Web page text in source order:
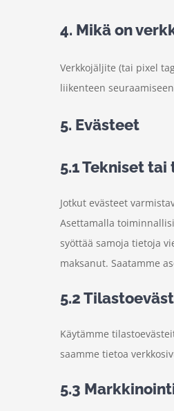
4. Mikä on
Verkkojäljite (tai pixel
liikenteen
5. Evästeet
5.1 Tekniset
Jotkut evästeet
Asettamalla
syöttää samoja tietoja
maksanut. Saatamme
5.2
Käytämme
saamme tietoa
5.3